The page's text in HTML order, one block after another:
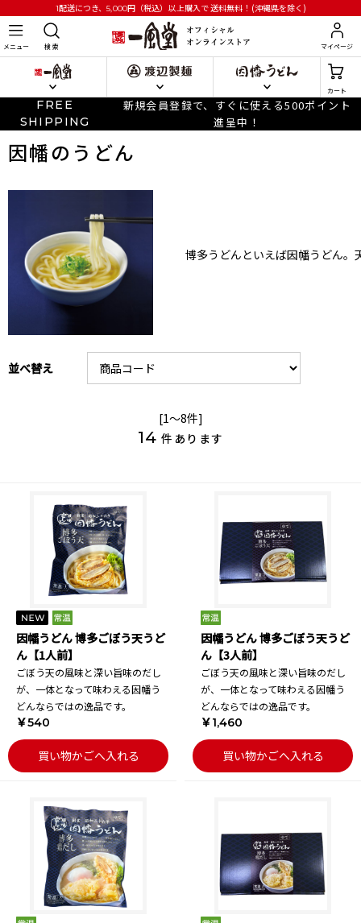
1配送につき、5,000円 （税込）以上購入で送料無料！(沖縄県を除く)
メニュー 検 索 マイページ
カート
FREE
SHIPPING
新規会員登録で、すぐに使える500ポイント
進呈中！
因幡のうどん
博多うどんといえば因幡うどん。
並べ替え
[1～8件]
14 件あります
因幡うどん 博多ごぼう天うど
ん【1人前】
ごぼう天の風味と深い旨味のだし
が、一体となって味わえる因幡う
どんならではの逸品です。
￥540
買い物かごへ入れる
因幡うどん 博多ごぼう天うど
ん【3人前】
ごぼう天の風味と深い旨味のだし
が、一体となって味わえる因幡う
どんならではの逸品です。
￥1,460
買い物かごへ入れる